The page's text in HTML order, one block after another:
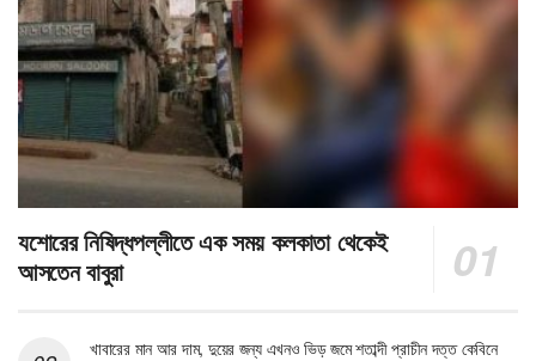
যশোরের নিষিদ্ধপল্লীতে এক সময় কলকাতা থেকেই
আসতেন বাবুরা
খাবারের মান আর দাম, দুয়ের জন্য এখনও ভিড় জমে শতাব্দী প্রাচীন দত্ত কেবিনে